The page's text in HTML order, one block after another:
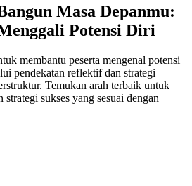
Masa Depanmu:
Potensi Diri
membantu peserta mengenal potensi
pendekatan reflektif dan strategi
Temukan arah terbaik untuk
strategi sukses yang sesuai dengan